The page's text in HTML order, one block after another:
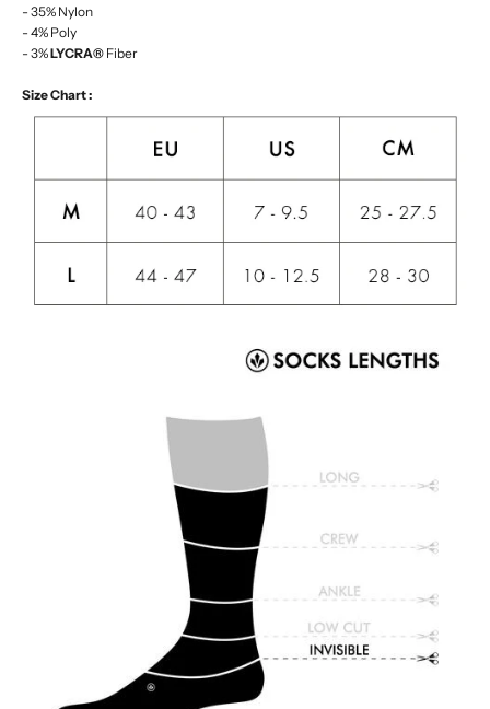
- 35% Nylon
- 4% Poly
- 3%LYCRA® Fiber
Size Chart :